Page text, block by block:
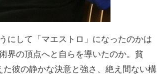
にして「マエストロ」になったのかは
界の頂点へと自らを導いたのか。貧
彼の静かな決意と強さ、絶え間ない構